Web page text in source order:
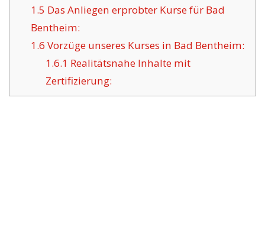
1.5 Das Anliegen erprobter Kurse für Bad
Bentheim:
1.6 Vorzüge unseres Kurses in Bad Bentheim:
1.6.1 Realitätsnahe Inhalte mit
Zertifizierung: